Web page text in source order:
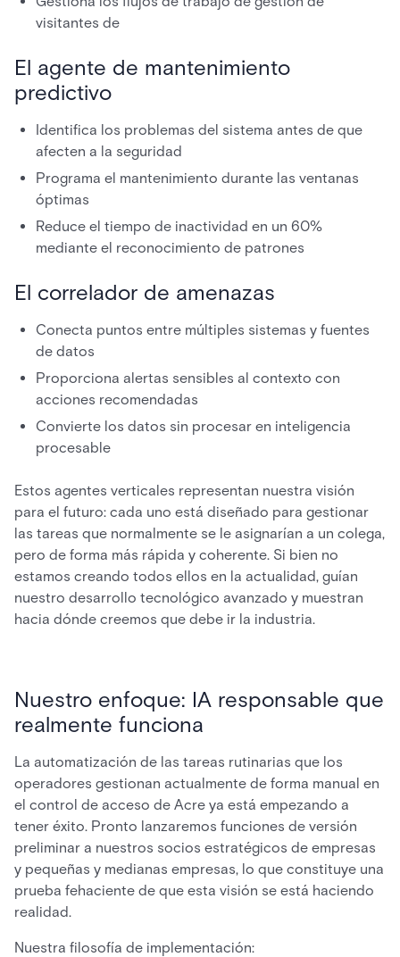
visitantes de
El agente de mantenimiento
predictivo
Identifica los problemas del sistema antes de que
afecten a la seguridad
Programa el mantenimiento durante las ventanas
óptimas
Reduce el tiempo de inactividad en un 60%
mediante el reconocimiento de patrones
El correlador de amenazas
Conecta puntos entre múltiples sistemas y fuentes
de datos
Proporciona alertas sensibles al contexto con
acciones recomendadas
Convierte los datos sin procesar en inteligencia
procesable
Estos agentes verticales representan nuestra visión
para el futuro: cada uno está diseñado para gestionar
las tareas que normalmente se le asignarían a un colega,
pero de forma más rápida y coherente. Si bien no
estamos creando todos ellos en la actualidad, guían
nuestro desarrollo tecnológico avanzado y muestran
hacia dónde creemos que debe ir la industria.
Nuestro enfoque: IA responsable que
realmente funciona
La automatización de las tareas rutinarias que los
operadores gestionan actualmente de forma manual en
el control de acceso de Acre ya está empezando a
tener éxito. Pronto lanzaremos funciones de versión
preliminar a nuestros socios estratégicos de empresas
y pequeñas y medianas empresas, lo que constituye una
prueba fehaciente de que esta visión se está haciendo
realidad.
Nuestra filosofía de implementación: